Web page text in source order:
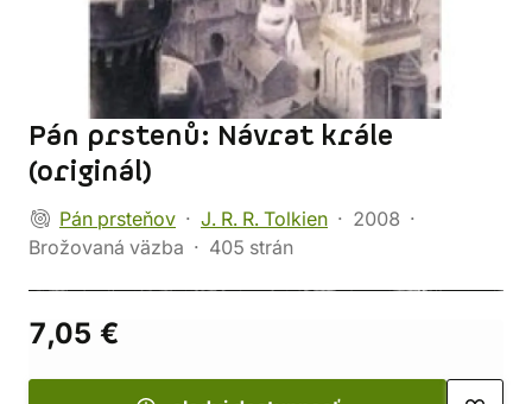
Pán prstenů: Návrat krále
(originál)
Pán prsteňov J. R. R. Tolkien
2008
Brožovaná väzba
405 strán
7,05 €